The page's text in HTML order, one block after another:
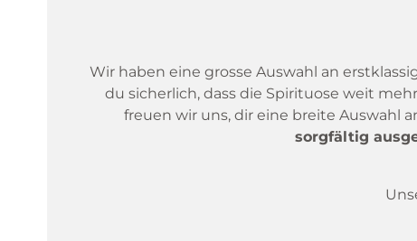
Wir haben eine grosse Auswahl an
du sicherlich, dass die Spirituose weit
freuen wir uns, dir eine breite Auswahl
sorgfältig